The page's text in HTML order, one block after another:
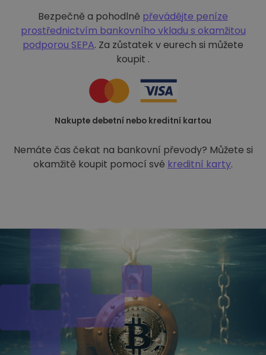
Bezpečně a pohodlně převádějte peníze
prostřednictvím bankovního vkladu s okamžitou
podporou SEPA. Za zůstatek v eurech si můžete
koupit .
Nakupte debetní nebo kreditní kartou
Nemáte čas čekat na bankovní převody? Můžete si
okamžitě koupit pomocí své kreditní karty.